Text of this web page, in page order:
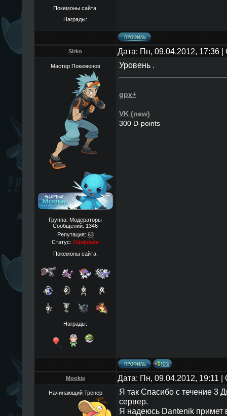
Покемоны сайта:
Награды:
Sirko Дата: Пн, 09.04.2012, 17:36
Мастер Покемонов
Группа: Модераторы
Сообщений: 1346
Репутация: 63
Статус: Оффлайн
Покемоны сайта:
Награды:
Уровень .
gpx+
VK (new)
300 D-points
Mookie Дата: Пн, 09.04.2012, 19:11
Начинающий Тренер
Я так Спасибо с течение 3
сервер.
Я надеюсь Dantenik примет